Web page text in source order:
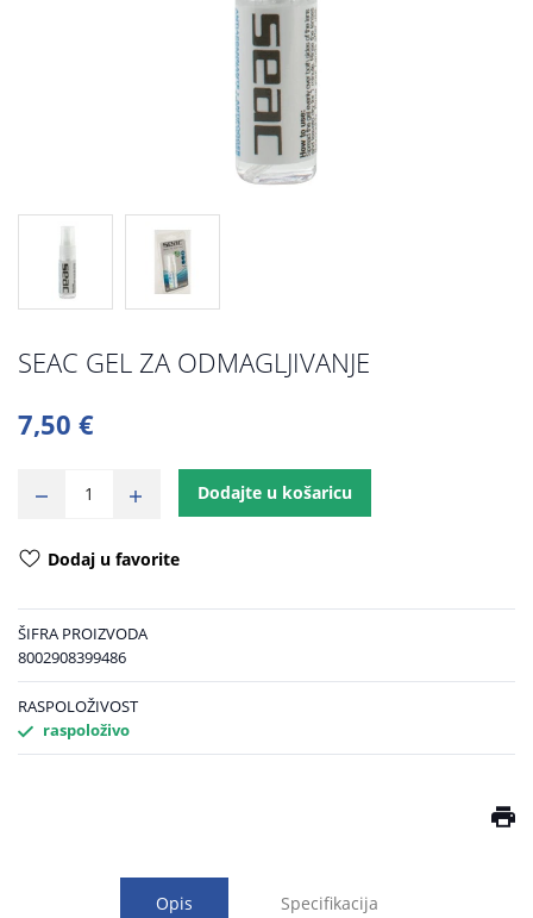
SEAC GEL ZA ODMAGLJIVANJE
7,50 €
Dodajte u košaricu
Dodaj u favorite
ŠIFRA PROIZVODA
8002908399486
RASPOLOŽIVOST
raspoloživo
Opis Specifikacija